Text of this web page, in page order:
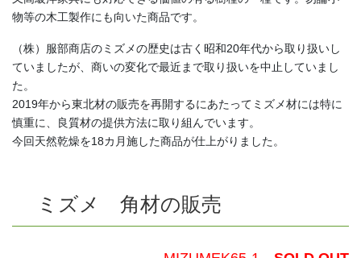
物等の木工製作にも向いた商品です。
（株）服部商店のミズメの歴史は古く昭和20年代から取り扱いし
ていましたが、商いの変化で最近まで取り扱いを中止していまし
た。
2019年から東北材の販売を再開するにあたってミズメ材には特に
慎重に、良質材の提供方法に取り組んでいます。
今回天然乾燥を18カ月施した商品が仕上がりました。
ミズメ 角材の販売